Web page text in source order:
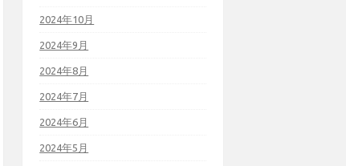
2024年10月
2024年9月
2024年8月
2024年7月
2024年6月
2024年5月